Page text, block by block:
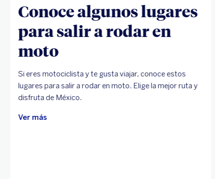
Conoce algunos lugares
para salir a rodar en
moto
Si eres motociclista y te gusta viajar, conoce estos
lugares para salir a rodar en moto. Elige la mejor ruta y
disfruta de México.
Ver más